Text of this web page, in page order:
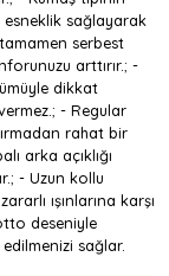
esneklik sağlayarak
serbest
arttırır.; -
dikkat
- Regular
rahat bir
arka açıklığı
- Uzun kollu
ışınlarına karşı
deseniyle
sağlar.